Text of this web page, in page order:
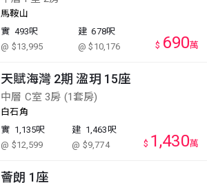
馬鞍山
實 493呎
@ $13,995
建 678呎
@ $10,176
$ 690萬
天賦海灣 2期 溋玥 15座
中層 C室 3房 (1套房)
白石角
實 1,135呎
@ $12,599
建 1,463呎
@ $9,774
$ 1,430萬
薈朗 1座